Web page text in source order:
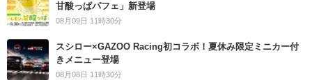
甘酸っぱパフェ」新登場
08月09日 11時30分
スシロー×GAZOO Racing初コラボ！夏休み限定ミニカー付
きメニュー登場
08月08日 11時30分